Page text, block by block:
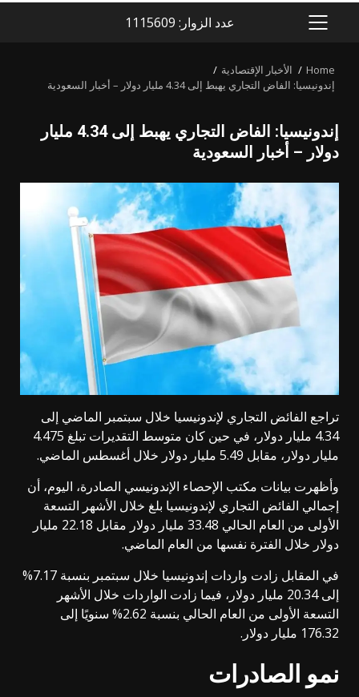
PRIMARY
عدد الزوار: 1115609
Home
الأخبار الإقتصادية
إندونيسيا: الفاض التجاري يهبط إلى 4.34 مليار دولار – أخبار السعودية
إندونيسيا: الفاض التجاري يهبط إلى 4.34 مليار
دولار – أخبار السعودية
تراجع الفائض التجاري لإندونيسيا خلال سبتمبر الماضي إلى
4.34 مليار دولار، في حين كان متوسط التقديرات تبلغ 4.475
مليار دولار، مقابل 5.49 مليار دولار خلال أغسطس الماضي.
وأظهرت بيانات مكتب الإحصاء الإندونيسي الصادرة، اليوم، أن
إجمالي الفائض التجاري لإندونيسيا بلغ خلال الأشهر التسعة
الأولى من العام الحالي 33.48 مليار دولار مقابل 22.18 مليار
دولار خلال الفترة نفسها من العام الماضي.
في المقابل زادت واردات إندونيسيا خلال سبتمبر بنسبة 7.17%
إلى 20.34 مليار دولار، فيما زادت الواردات خلال الأشهر
التسعة الأولى من العام الحالي بنسبة 2.62% سنويًا إلى
176.32 مليار دولار.
نمو الصادرات